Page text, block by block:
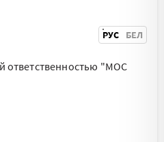
РУС БЕЛ
ответственностью "МОС